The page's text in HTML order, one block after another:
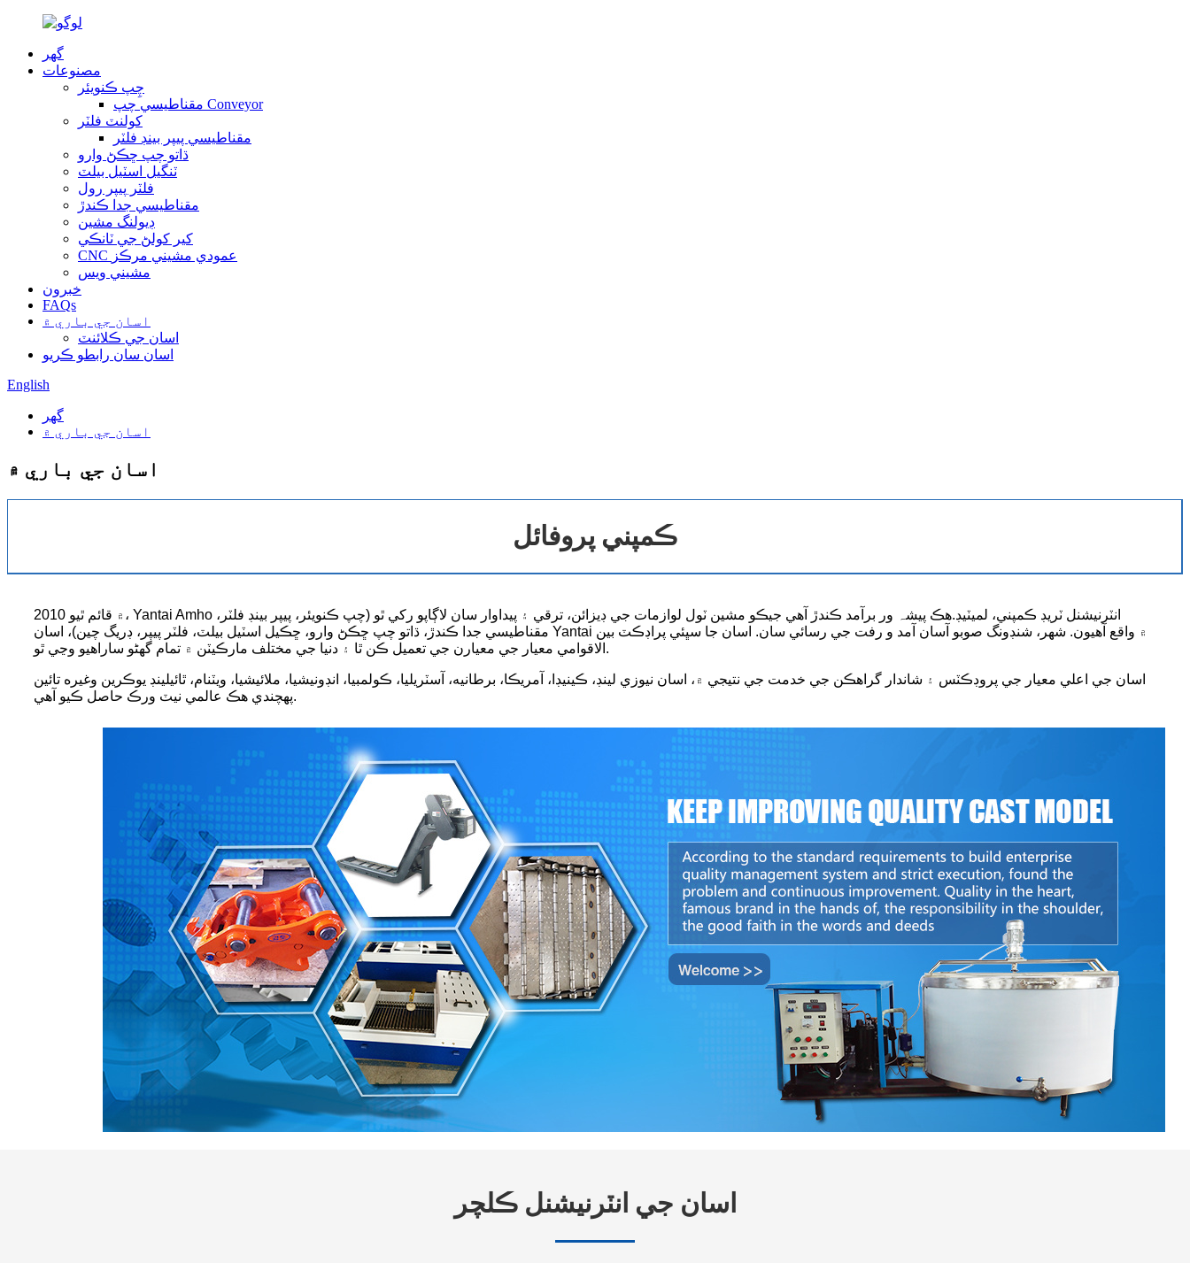
گهر
مصنوعات
چِپ ڪنويئر
مقناطيسي چپ Conveyor
کولنٽ فلٽر
مقناطيسي پيپر بينڊ فلٽر
ڌاتو چپ ڇڪڻ وارو
ٽنگيل اسٽيل بيلٽ
فلٽر پيپر رول
مقناطيسي جدا ڪندڙ
ڊيولنگ ​​مشين
کير کولڻ جي ٽانڪي
CNC عمودي مشيني مرڪز
مشيني ويس
خبرون
FAQs
اسان جي باري ۾
اسان جي ڪلائنٽ
اسان سان رابطو ڪريو
English
گهر
اسان جي باري ۾
اسان جي باري ۾
ڪمپني پروفائل
2010 ۾ قائم ٿيو، Yantai Amho انٽرنيشنل ٽريڊ ڪمپني، لميٽيڊ.هڪ پیشہ ور برآمد ڪندڙ آھي جيڪو مشين ٽول لوازمات جي ڊيزائن، ترقي ۽ پيداوار سان لاڳاپو رکي ٿو (چپ ڪنويئر، پيپر بينڊ فلٽر،
مقناطيسي جدا ڪندڙ، ڌاتو چپ ڇڪڻ وارو، ڇڪيل اسٽيل بيلٽ، فلٽر پيپر، ڊريگ چين)، اسان Yantai ۾ واقع آھيون. شهر، شنڊونگ صوبو آسان آمد و رفت جي رسائي سان. اسان جا سڀئي پراڊڪٽ بين
الاقوامي معيار جي معيارن جي تعميل ڪن ٿا ۽ دنيا جي مختلف مارڪيٽن ۾ تمام گهڻو ساراهيو وڃي ٿو.
اسان جي اعلي معيار جي پروڊڪٽس ۽ شاندار گراهڪن جي خدمت جي نتيجي ۾، اسان نيوزي لينڊ، ڪينيڊا، آمريڪا، برطانيه، آسٽريليا، ڪولمبيا، انڊونيشيا، ملائيشيا، ويٽنام، ٿائيلينڊ يوڪرين وغيره تائين
پهچندي هڪ عالمي نيٽ ورڪ حاصل ڪيو آهي.
اسان جي انٽرنيشنل ڪلچر